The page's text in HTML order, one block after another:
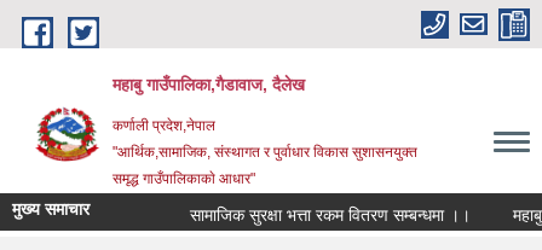
Skip to main content
महाबु गाउँपालिका,गैडावाज, दैलेख
कर्णाली प्रदेश,नेपाल
"आर्थिक,सामाजिक, संस्थागत र पुर्वाधार विकास सुशासनयुक्त
समृद्ध गाउँपालिकाकाे आधार"
मुख्य समाचार सामाजिक सुरक्षा भत्ता रकम वितरण सम्बन्धमा ।।